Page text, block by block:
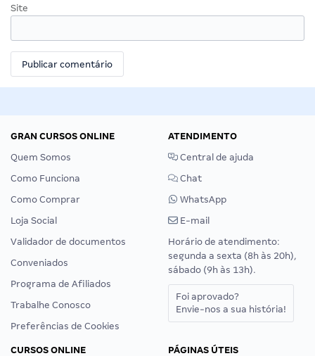
Site
GRAN CURSOS ONLINE
Quem Somos
Como Funciona
Como Comprar
Loja Social
Validador de documentos
Conveniados
Programa de Afiliados
Trabalhe Conosco
Preferências de Cookies
ATENDIMENTO
Central de ajuda
Chat
WhatsApp
E-mail
Horário de atendimento:
segunda a sexta (8h às 20h),
sábado (9h às 13h).
Foi aprovado?
Envie-nos a sua história!
CURSOS ONLINE
PÁGINAS ÚTEIS